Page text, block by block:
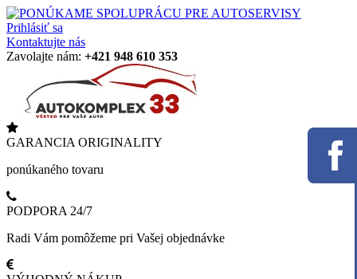
Prihlásiť sa
Kontaktujte nás
Zavolajte nám: +421 948 610 353
GARANCIA ORIGINALITY
ponúkaného tovaru
PODPORA 24/7
Radi Vám pomôžeme pri Vašej objednávke